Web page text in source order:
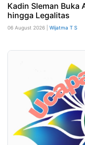
Kadin Sleman Buka
hingga Legalitas
06 August 2026 | Wijatma T S